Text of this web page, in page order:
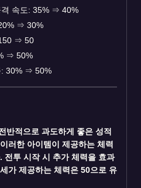
속도: 35% ⇒ 40%
⇒ 30%
⇒ 50
⇒ 50%
30% ⇒ 50%
반적으로 과도하게 좋은 성적
러한 아이템이 제공하는 체력
전투 시작 시 추가 체력을 효과
가 제공하는 체력은 50으로 유